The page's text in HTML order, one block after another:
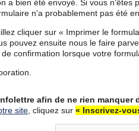
a bien été envoyé. Si vous n'êtes
n'a probablement pas été
cliquer sur « Imprimer le
pouvez ensuite nous le faire
confirmation lorsque votre
afin de ne rien manquer
site, cliquez sur « Inscrivez-